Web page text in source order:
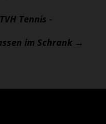
Tennis -
im Schrank→